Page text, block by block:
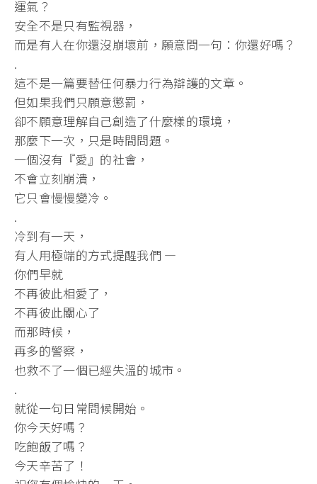
運氣？
安全不是只有監視器，
而是有人在你還沒崩壞前，願意問一句：你還好嗎？
.
這不是一篇要替任何暴力行為辯護的文章。
但如果我們只願意懲罰，
卻不願意理解自己創造了什麼樣的環境，
那麼下一次，只是時間問題。
一個沒有『愛』的社會，
不會立刻崩潰，
它只會慢慢變冷。
.
冷到有一天，
有人用極端的方式提醒我們 —
你們早就
不再彼此相愛了，
不再彼此關心了
而那時候，
再多的警察，
也救不了一個已經失溫的城市。
.
就從一句日常問候開始。
你今天好嗎？
吃飽飯了嗎？
今天辛苦了！